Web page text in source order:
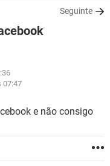
Seguinte
07:47
e não consigo